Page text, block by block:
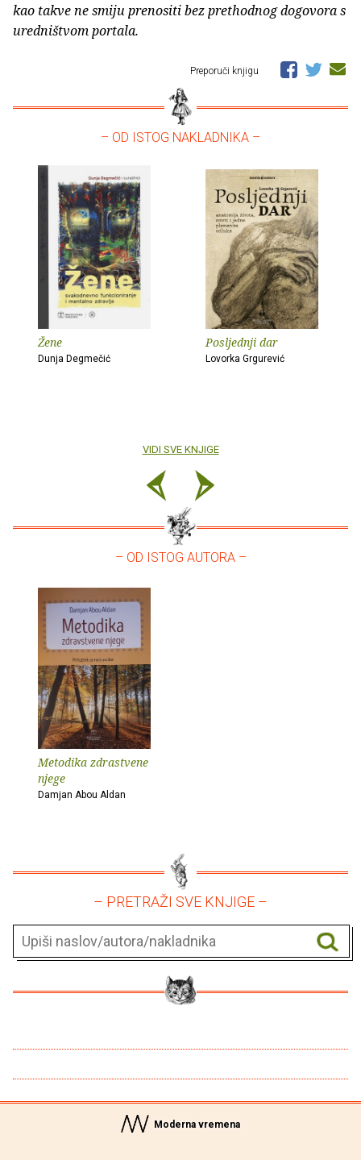
kao takve ne smiju prenositi bez prethodnog dogovora s
uredništvom portala.
Preporuči knjigu
– OD ISTOG NAKLADNIKA –
Žene
Dunja Degmečić
Posljednji dar
Lovorka Grgurević
VIDI SVE KNJIGE
– OD ISTOG AUTORA –
Metodika zdrastvene
njege
Damjan Abou Aldan
– PRETRAŽI SVE KNJIGE –
Moderna vremena